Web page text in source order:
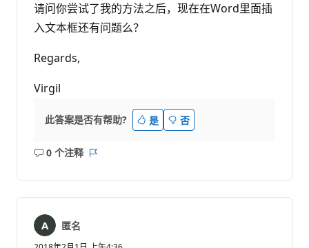
请问你尝试了我的方法之后，现在在Word里面插
入文本框还有问题么？
Regards,
Virgil
此答案是否有帮助? 是 否
0 个注释
无
匿名